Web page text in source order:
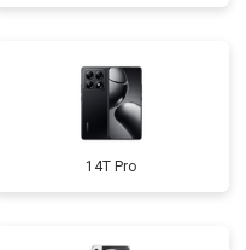
14T Pro